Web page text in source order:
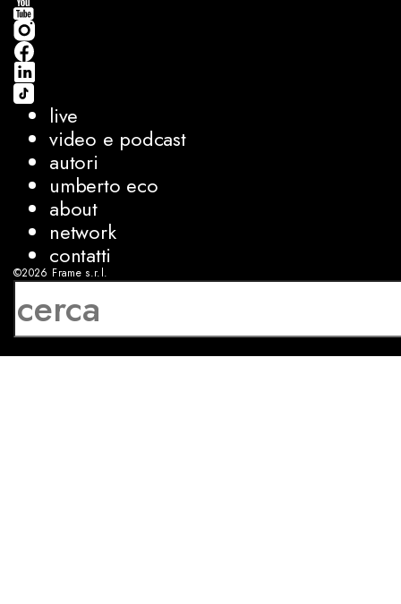
live
video e podcast
autori
umberto eco
about
network
contatti
©2026 Frame s.r.l.
P.IVA 08927250962
sviluppo:Luca Bunino